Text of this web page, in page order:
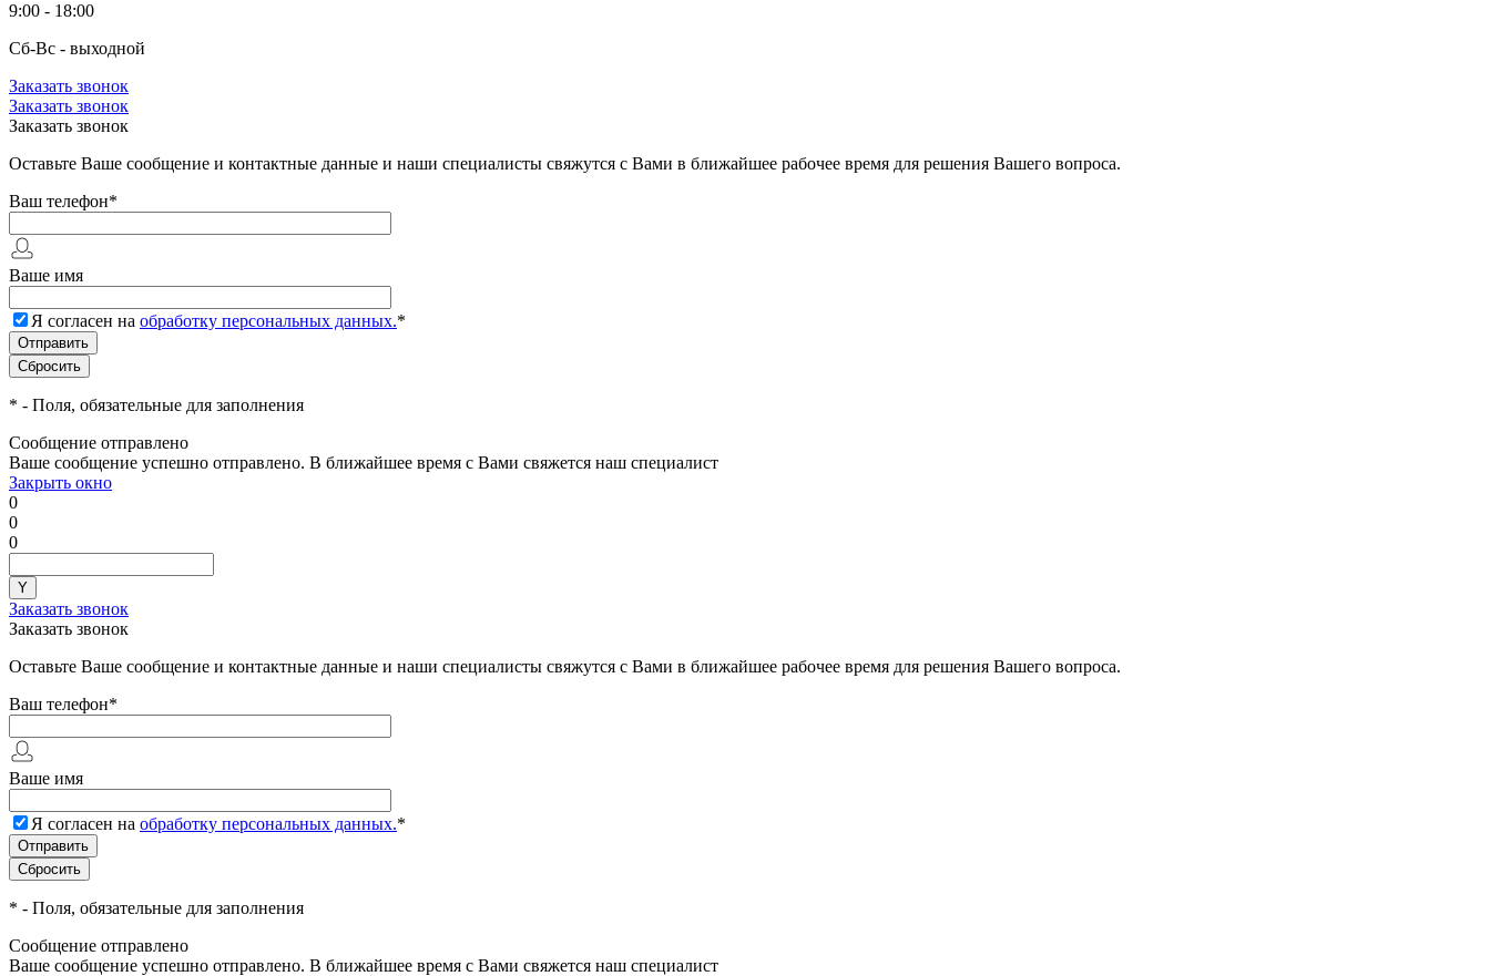
9:00 - 18:00
Сб-Вс - выходной
Заказать звонок
Заказать звонок
Заказать звонок
Оставьте Ваше сообщение и контактные данные и наши специалисты свяжутся с Вами в ближайшее рабочее время для решения Вашего вопроса.
Ваш телефон*
Ваше имя
Я согласен на обработку персональных данных.*
* - Поля, обязательные для заполнения
Сообщение отправлено
Ваше сообщение успешно отправлено. В ближайшее время с Вами свяжется наш специалист
Закрыть окно
0
0
0
Заказать звонок
Заказать звонок
Оставьте Ваше сообщение и контактные данные и наши специалисты свяжутся с Вами в ближайшее рабочее время для решения Вашего вопроса.
Ваш телефон*
Ваше имя
Я согласен на обработку персональных данных.*
* - Поля, обязательные для заполнения
Сообщение отправлено
Ваше сообщение успешно отправлено. В ближайшее время с Вами свяжется наш специалист